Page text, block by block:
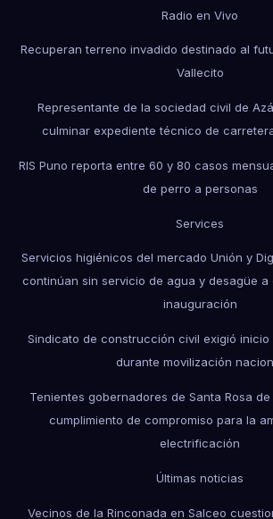
Radio en Vivo
Recuperan terreno invadido destinado al
Vallecito
Representante de la sociedad civil de
culminar expediente técnico de
RIS Puno reporta entre 60 y 80 casos
de perro a personas
Services
Servicios higiénicos del mercado Unión y
continúan sin servicio de agua y desagüe a
inauguración
Sindicato de construcción civil exigió
durante movilización
Tenientes gobernadores de Santa Rosa
cumplimiento de compromiso para la
electrificación
Últimas noticias
Vecinos de la Rinconada en Salceo